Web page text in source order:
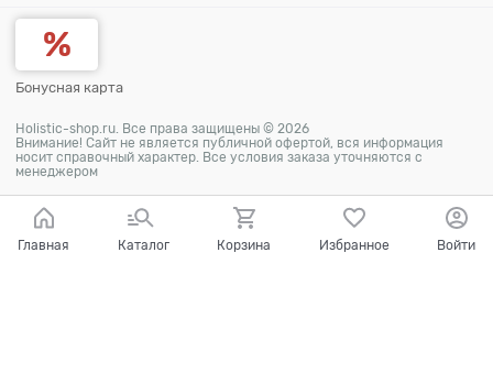
Бонусная карта
Holistic-shop.ru. Все права защищены © 2026
Внимание! Сайт не является публичной офертой, вся информация
носит справочный характер. Все условия заказа уточняются с
менеджером
Главная Каталог Корзина Избранное Войти